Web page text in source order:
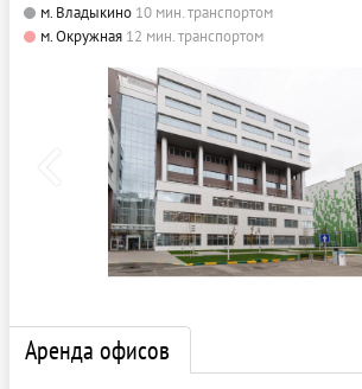
м. Владыкино 10 мин. транспортом
м. Окружная 12 мин. транспортом
Аренда офисов